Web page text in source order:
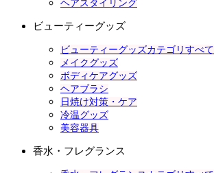
ヘアスタイリング
ビューティーグッズ
ビューティーグッズカテゴリすべて
メイクグッズ
ボディケアグッズ
ヘアブラシ
日焼け対策・ケア
冷温グッズ
美容器具
香水・フレグランス